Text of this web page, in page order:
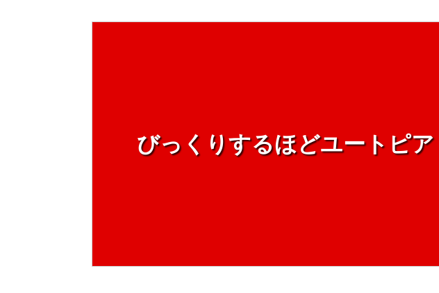
びっくりするほどユートピア